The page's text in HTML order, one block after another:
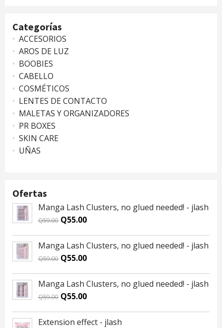
Categorías
ACCESORIOS
AROS DE LUZ
BOOBIES
CABELLO
COSMÉTICOS
LENTES DE CONTACTO
MALETAS Y ORGANIZADORES
PR BOXES
SKIN CARE
UÑAS
Ofertas
Manga Lash Clusters, no glued needed! - jlash
Q59.00 Original
was:
Q59.00.
Q55.00Current
is:
Q55.00.
Manga Lash Clusters, no glued needed! - jlash
Q59.00 Original
was:
Q59.00.
Q55.00Current
is:
Q55.00.
Manga Lash Clusters, no glued needed! - jlash
Q59.00 Original
was:
Q55.00Current
is:
Extension effect - jlash